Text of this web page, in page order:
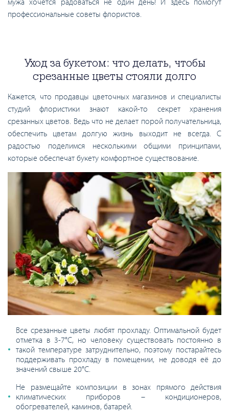
профессиональные советы флористов.
Уход за букетом: что делать, чтобы
срезанные цветы стояли долго
Кажется, что продавцы цветочных магазинов и специалисты
студий флористики знают какой-то секрет хранения
срезанных цветов. Ведь что не делает порой получательница,
обеспечить цветам долгую жизнь выходит не всегда. С
радостью поделимся несколькими общими принципами,
которые обеспечат букету комфортное существование.
Все срезанные цветы любят прохладу. Оптимальной будет
отметка в 3-7°С, но человеку существовать постоянно в
такой температуре затруднительно, поэтому постарайтесь
поддерживать прохладу в помещении, не доводя её до
значений свыше 20°С.
Не размещайте композиции в зонах прямого действия
климатических приборов – кондиционеров,
обогревателей, каминов, батарей.